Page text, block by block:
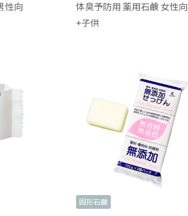
性向
体臭予防用 薬用石鹸 女性向
+子供
固形石鹸